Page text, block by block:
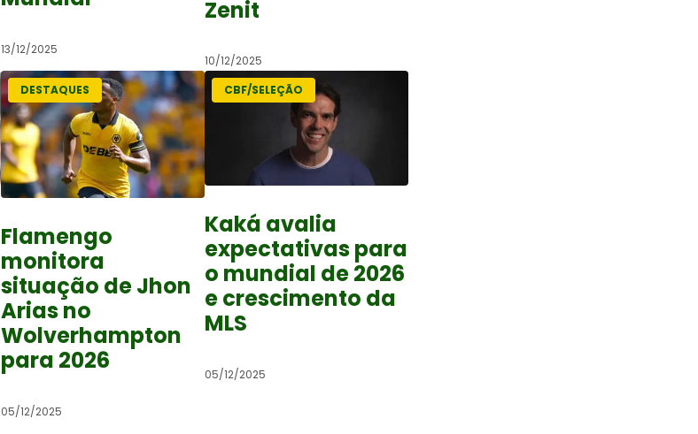
13/12/2025
Zenit
10/12/2025
DESTAQUES
Flamengo
monitora
situação de Jhon
Arias no
Wolverhampton
para 2026
05/12/2025
CBF/SELEÇÃO
Kaká avalia
expectativas para
o mundial de 2026
e crescimento da
MLS
05/12/2025